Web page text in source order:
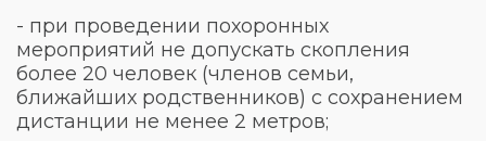
- при проведении похоронных
мероприятий не допускать скопления
более 20 человек (членов семьи,
ближайших родственников) с сохранением
дистанции не менее 2 метров;